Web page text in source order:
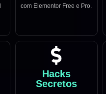
com Elementor Free e Pro.
Hacks
Secretos